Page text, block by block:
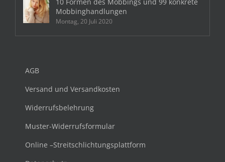
Mobbinghandlungen
Montag, 20 Juli 2020
AGB
Versand und Versandkosten
Widerrufsbelehrung
Muster-Widerrufsformular
Online –Streitschlichtungsplattform